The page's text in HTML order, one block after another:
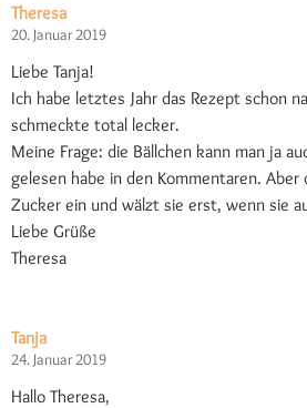
Theresa
20. Januar 2019
Liebe Tanja!
Ich habe letztes Jahr das Rezept schon
schmeckte total lecker.
Meine Frage: die Bällchen kann man ja
gelesen habe in den Kommentaren.
Zucker ein und wälzt sie erst, wenn sie
Liebe Grüße
Theresa
Tanja
24. Januar 2019
Hallo Theresa,